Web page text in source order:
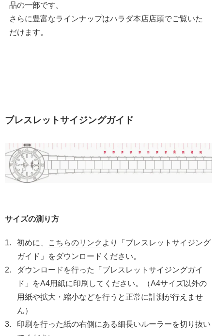
品の一部です。
さらに豊富なラインナップはハラダ本店店頭でご覧いた
だけます。
ブレスレットサイジングガイド
サイズの測り方
初めに、 こちらのリンク より「ブレスレットサイジング
ガイド」をダウンロードください。
ダウンロードを行った「ブレスレットサイジングガイ
ド」をA4用紙に印刷してください。（A4サイズ以外の
用紙や拡大・縮小などを行うと正常に計測が行えませ
ん）
印刷を行った紙の右側にある細長いルーラーを切り抜い